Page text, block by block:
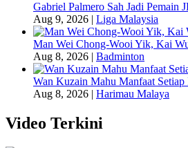
Gabriel Palmero Sah Jadi
Aug 9, 2026
Liga Malaysia
Man Wei Chong-Wooi Yik, Kai
Aug 8, 2026
Badminton
Wan Kuzain Mahu Manfaat
Aug 8, 2026
Harimau Malaya
Video Terkini